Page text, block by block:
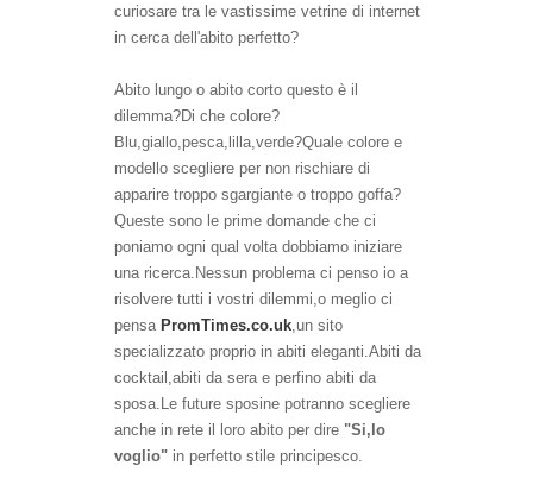
curiosare tra le vastissime vetrine di internet
in cerca dell'abito perfetto?
Abito lungo o abito corto questo è il
dilemma?Di che colore?
Blu,giallo,pesca,lilla,verde?Quale colore e
modello scegliere per non rischiare di
apparire troppo sgargiante o troppo goffa?
Queste sono le prime domande che ci
poniamo ogni qual volta dobbiamo iniziare
una ricerca.Nessun problema ci penso io a
risolvere tutti i vostri dilemmi,o meglio ci
pensa PromTimes.co.uk ,un sito
specializzato proprio in abiti eleganti.Abiti da
cocktail,abiti da sera e perfino abiti da
sposa.Le future sposine potranno scegliere
anche in rete il loro abito per dire "Si,lo
voglio" in perfetto stile principesco.